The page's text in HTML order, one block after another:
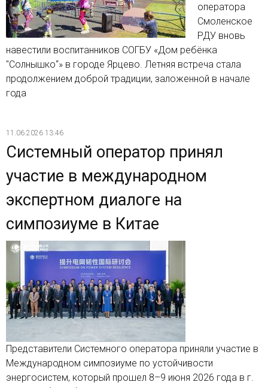
оператора
Смоленское
РДУ вновь
навестили воспитанников СОГБУ «Дом ребёнка
"Солнышко“» в городе Ярцево. Летняя встреча стала
продолжением доброй традиции, заложенной в начале
года
11.06.2026 13:46
Системный оператор принял
участие в международном
экспертном диалоге на
симпозиуме в Китае
Представители Системного оператора приняли участие в
Международном симпозиуме по устойчивости
энергосистем, который прошел 8–9 июня 2026 года в г.